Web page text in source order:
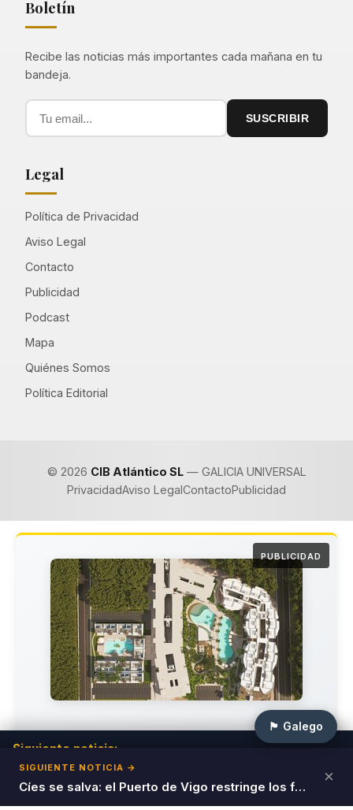
Siguiente noticia:
RFG vuelve a Vilagarcía tras 18 años-recital barroco
francés
SIGUIENTE NOTICIA →
Cíes se salva: el Puerto de Vigo restringe los fondeos en el paraíso
×
Boletín
Recibe las noticias más importantes cada mañana en tu
bandeja.
SUSCRIBIR
Legal
Política de Privacidad
Aviso Legal
Contacto
Publicidad
Podcast
Mapa
Quiénes Somos
Política Editorial
© 2026 CIB Atlántico SL— GALICIA UNIVERSAL
PrivacidadAviso LegalContactoPublicidad
🏴 Galego
PUBLICIDAD
Invierte en el Paraíso del Caribe
Únete a los inversores inteligentes que ya están